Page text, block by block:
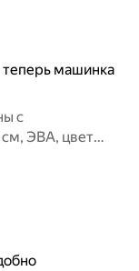
теперь машинка
с
см, ЭВА, цвет